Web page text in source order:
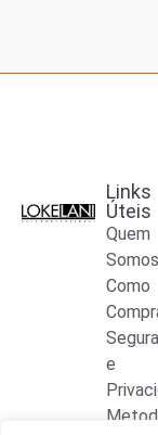
Links
Úteis
Quem
Somos
Como
e